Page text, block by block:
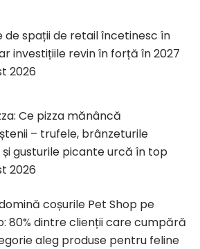
de spații de retail încetinesc în
investițiile revin în forță în 2027
2026
Ce pizza mănâncă
– trufele, brânzeturile
gusturile picante urcă în top
2026
coșurile Pet Shop pe
80% dintre clienții care cumpără
aleg produse pentru feline